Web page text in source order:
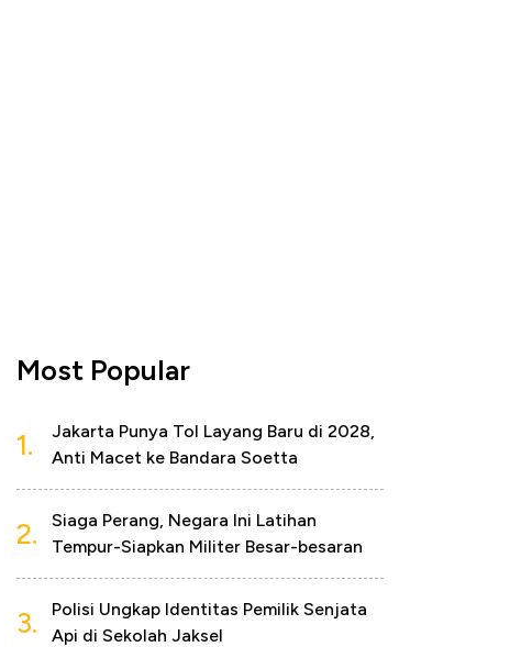
Most Popular
1.
Jakarta Punya Tol Layang Baru di 2028,
Anti Macet ke Bandara Soetta
2.
Siaga Perang, Negara Ini Latihan
Tempur-Siapkan Militer Besar-besaran
3.
Polisi Ungkap Identitas Pemilik Senjata
Api di Sekolah Jaksel